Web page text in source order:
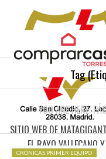
SITIO WEB DE
EL RAYO VALLECANO
RAYO FÉMINAS
MULTIMEDIA
CONTACTO
Tag
YOU ARE HERE:
CRÓNICAS PRIMER EQUIPO